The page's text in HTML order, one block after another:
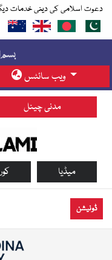
دعوت اسلامی کی دینی خدمات
ویب سائٹس
مدنی چینل
میڈیا
ڈونیشن